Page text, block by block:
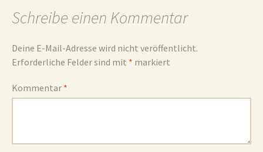
und
Schreibe einen Kommentar
Deine E-Mail-Adresse wird nicht veröffentlicht.
Erforderliche Felder sind mit * markiert
Kommentar *